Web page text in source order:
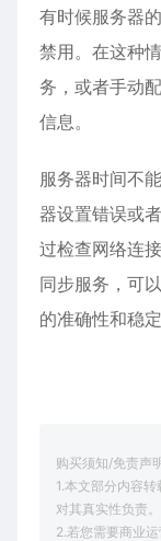
有时候服务器
禁用。在这种
务，或者手动
信息。
服务器时间不
器设置错误或
过检查网络连
同步服务，可
的准确性和稳定
购买须知/免责声
1.本文部分内容
对其真实性负责。
2.若您需要商业